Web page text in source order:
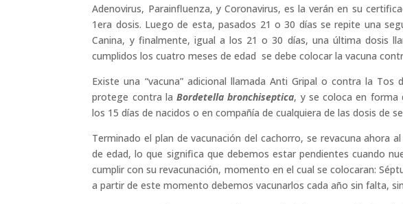
Adenovirus, Parainfluenza, y Coronavirus, es la verán en su
1era dosis. Luego de esta, pasados 21 o 30 días se repite una
Canina, y finalmente, igual a los 21 o 30 días, una última dosis
cumplidos los cuatro meses de edad se debe colocar la vacuna
Existe una “vacuna” adicional llamada Anti Gripal o contra la
protege contra laBordetella bronchiseptica, y se coloca en forma
los 15 días de nacidos o en compañía de cualquiera de las dosis de
Terminado el plan de vacunación del cachorro, se revacuna ahora
de edad, lo que significa que debemos estar pendientes cuando
cumplir con su revacunación, momento en el cual se colocaran:
a partir de este momento debemos vacunarlos cada año sin falta,